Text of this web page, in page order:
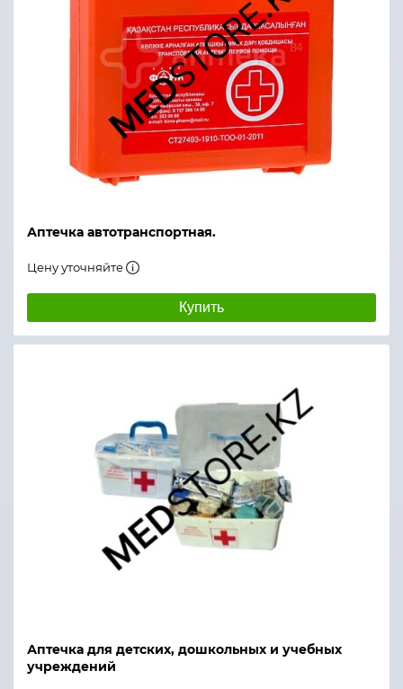
Аптечка автотранспортная.
Цену уточняйте
Купить
Аптечка для детских, дошкольных и учебных
учреждений